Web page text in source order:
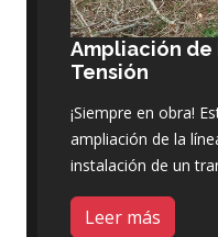
Ampliación de
Tensión
¡Siempre en obra!
ampliación de la
instalación de un
Leer más